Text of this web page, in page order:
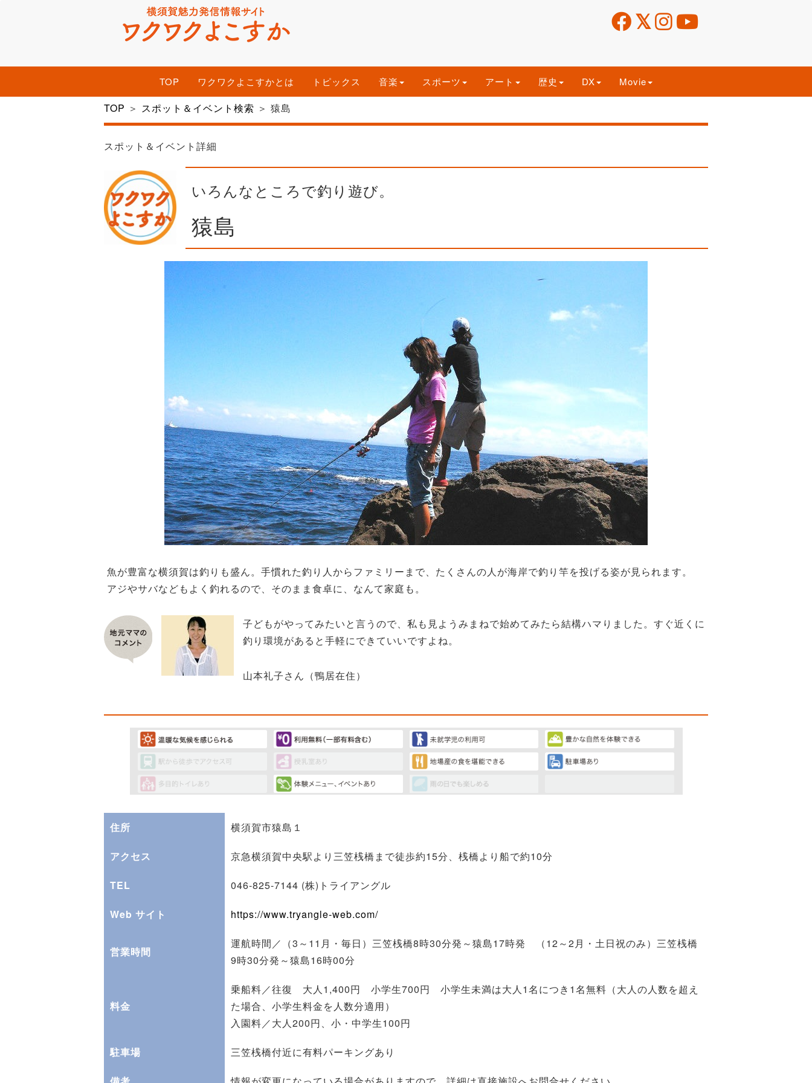
TOP ワクワクよこすかとは トピックス 音楽 スポーツ アート 歴史 DX Movie
TOP ＞ スポット＆イベント検索 ＞ 猿島
スポット＆イベント詳細
いろんなところで釣り遊び。
猿島
魚が豊富な横須賀は釣りも盛ん。手慣れた釣り人からファミリーまで、たくさんの人が海岸で釣り竿を投げる姿が見られます。
アジやサバなどもよく釣れるので、そのまま食卓に、なんて家庭も。
子どもがやってみたいと言うので、私も見ようみまねで始めてみたら結構ハマりました。すぐ近くに
釣り環境があると手軽にできていいですよね。
山本礼子さん（鴨居在住）
住所 横須賀市猿島１
アクセス 京急横須賀中央駅より三笠桟橋まで徒歩約15分、桟橋より船で約10分
TEL 046-825-7144 (株)トライアングル
Web サイト https://www.tryangle-web.com/
営業時間
運航時間／（3～11月・毎日）三笠桟橋8時30分発～猿島17時発 （12～2月・土日祝のみ）三笠桟橋
9時30分発～猿島16時00分
料金
乗船料／往復 大人1,400円 小学生700円 小学生未満は大人1名につき1名無料（大人の人数を超え
た場合、小学生料金を人数分適用）
入園料／大人200円、小・中学生100円
駐車場 三笠桟橋付近に有料パーキングあり